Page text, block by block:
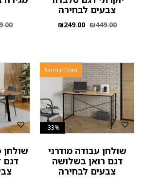
צבעים לבחירה
₪449.00
₪249.00
משלוח חינם!
33%-
שולחן עבודה מודרני
דגם רואן בשלושה
צבעים לבחירה
שולחן
דגם